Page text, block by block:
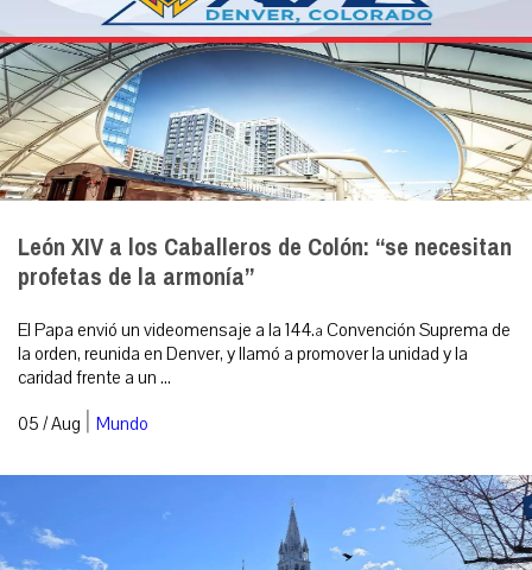
León XIV a los Caballeros de Colón: “se necesitan
profetas de la armonía”
El Papa envió un videomensaje a la 144.ª Convención Suprema de
la orden, reunida en Denver, y llamó a promover la unidad y la
caridad frente a un ...
05 / Aug | Mundo